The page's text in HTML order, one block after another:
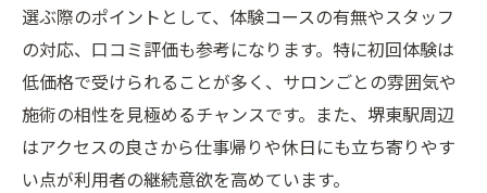
選ぶ際のポイントとして、体験コースの有無やスタッフ
の対応、口コミ評価も参考になります。特に初回体験は
低価格で受けられることが多く、サロンごとの雰囲気や
施術の相性を見極めるチャンスです。また、堺東駅周辺
はアクセスの良さから仕事帰りや休日にも立ち寄りやす
い点が利用者の継続意欲を高めています。